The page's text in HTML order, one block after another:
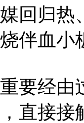
回归热
伴血小
重要经由
直接接